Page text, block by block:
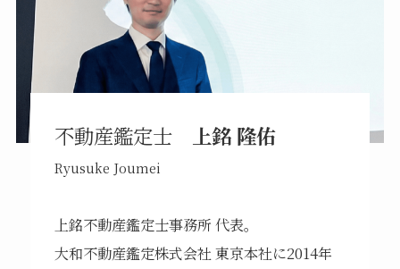
不動産鑑定士 上銘 隆佑
Ryusuke Joumei
上銘不動産鑑定士事務所 代表。
大和不動産鑑定株式会社 東京本社に2014年